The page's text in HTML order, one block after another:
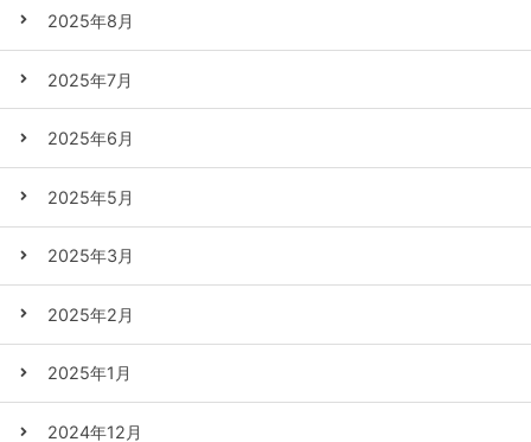
2025年8月
2025年7月
2025年6月
2025年5月
2025年3月
2025年2月
2025年1月
2024年12月